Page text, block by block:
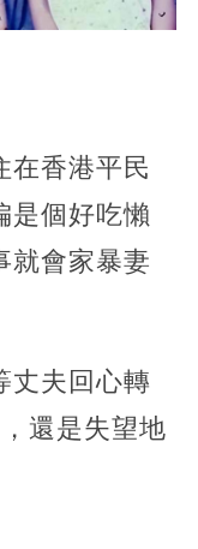
在香港平民
是個好吃懶
就會家暴妻
丈夫回心轉
還是失望地